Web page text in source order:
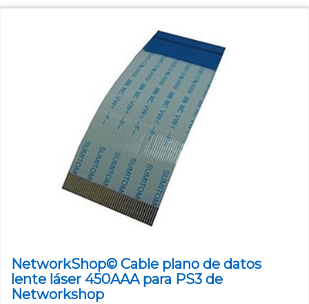
NetworkShop© Cable plano de datos
lente láser 450AAA para PS3 de
Networkshop